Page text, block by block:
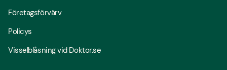
Företagsförvärv
Policys
Visselblåsning vid Doktor.se